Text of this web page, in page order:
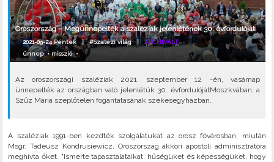
Oroszország – Megünnepelték a szaléziak jelenlétének 30. évfordulóját
2021-09-24 Péntek |#Szalézi világ|ARCHIVÁLT
ünnep•misszió•
Az oroszországi szaléziak 2021. szeptember 12 -én, vasárnap
ünnepelték az országban való jelenlétük 30. évfordulójátMoszkvában, a
Szűz Mária szeplőtelen fogantatásának székesegyházban.
A szaléziak 1991-ben kezdték szolgálatukat az orosz fővárosban, miután
Msgr. Tadeusz Kondrusiewicz, Oroszország akkori apostoli adminisztrátora
meghívta őket. "Ismerte tapasztalataikat, hűségüket és képességüket, hogy